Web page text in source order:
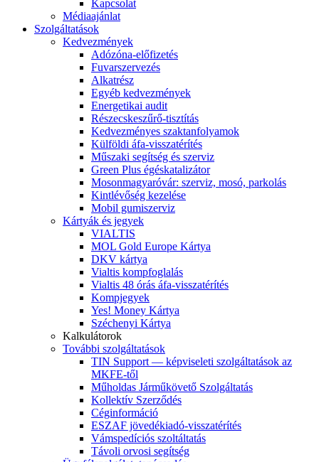
Kapcsolat
Médiaajánlat
Szolgáltatások
Kedvezmények
Adózóna-előfizetés
Fuvarszervezés
Alkatrész
Egyéb kedvezmények
Energetikai audit
Részecskeszűrő-tisztítás
Kedvezményes szaktanfolyamok
Külföldi áfa-visszatérítés
Műszaki segítség és szerviz
Green Plus égéskatalizátor
Mosonmagyaróvár: szerviz, mosó, parkolás
Kintlévőség kezelése
Mobil gumiszerviz
Kártyák és jegyek
VIALTIS
MOL Gold Europe Kártya
DKV kártya
Vialtis kompfoglalás
Vialtis 48 órás áfa-visszatérítés
Kompjegyek
Yes! Money Kártya
Széchenyi Kártya
Kalkulátorok
További szolgáltatások
TIN Support — képviseleti szolgáltatások az
MKFE-től
Műholdas Járműkövető Szolgáltatás
Kollektív Szerződés
Céginformáció
ESZAF jövedékiadó-visszatérítés
Vámspedíciós szoltáltatás
Távoli orvosi segítség